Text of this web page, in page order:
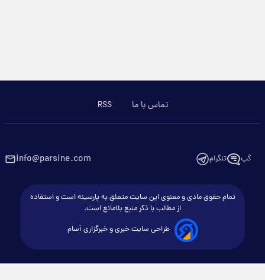
تماس با ما RSS
گپ تلگرام info@parsine.com
تمام حقوق مادی و معنوی این سایت متعلق به پارسینه است و استفاده
از مطالب با ذکر منبع بلامانع است.
طراحی سایت خبری و خبرگزاری آسام